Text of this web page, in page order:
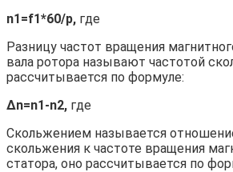
n1=f1*60/p, где
Разницу частот вращения
вала ротора называют частотой
рассчитывается по формуле:
∆n=n1-n2, где
Скольжением называется
скольжения к частоте вращения
статора, оно рассчитывается по